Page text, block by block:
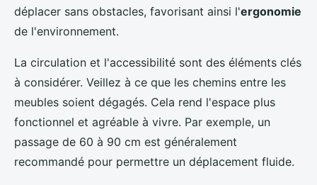
déplacer sans obstacles, favorisant ainsi l'ergonomie
de l'environnement.
La circulation et l'accessibilité sont des éléments clés
à considérer. Veillez à ce que les chemins entre les
meubles soient dégagés. Cela rend l'espace plus
fonctionnel et agréable à vivre. Par exemple, un
passage de 60 à 90 cm est généralement
recommandé pour permettre un déplacement fluide.